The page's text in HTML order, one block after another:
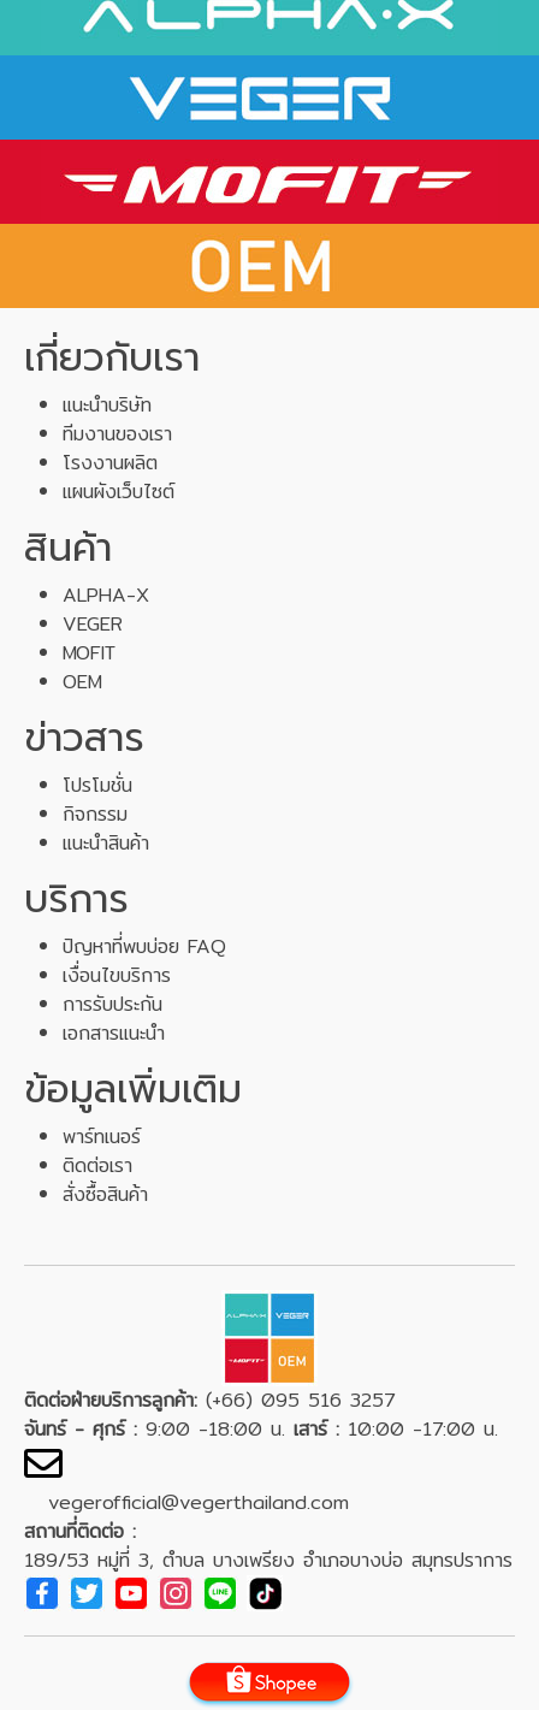
เกี่ยวกับเรา
แนะนำบริษัท
ทีมงานของเรา
โรงงานผลิต
แผนผังเว็บไซต์
สินค้า
ALPHA-X
VEGER
MOFIT
OEM
ข่าวสาร
โปรโมชั่น
กิจกรรม
แนะนำสินค้า
บริการ
ปัญหาที่พบบ่อย FAQ
เงื่อนไขบริการ
การรับประกัน
เอกสารแนะนำ
ข้อมูลเพิ่มเติม
พาร์ทเนอร์
ติดต่อเรา
สั่งซื้อสินค้า
ติดต่อฝ่ายบริการลูกค้า: (+66) 095 516 3257
จันทร์ - ศุกร์ : 9:00 -18:00 น. เสาร์ : 10:00 -17:00 น.
vegerofficial@vegerthailand.com
สถานที่ติดต่อ :
189/53 หมู่ที่ 3, ตำบล บางเพรียง อำเภอบางบ่อ สมุทรปราการ